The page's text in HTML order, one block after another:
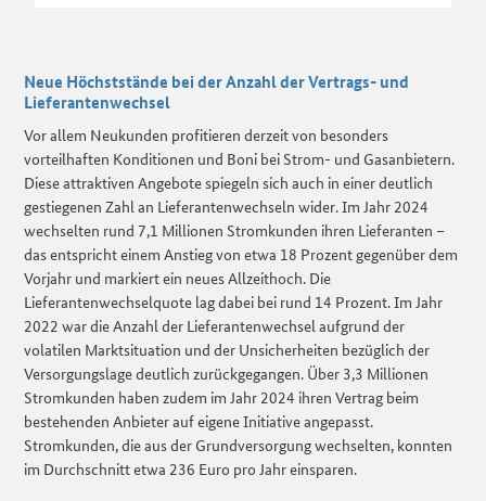
Neue Höchststände bei der Anzahl der Vertrags- und
Lieferantenwechsel
Vor allem Neukunden profitieren derzeit von besonders
vorteilhaften Konditionen und Boni bei Strom- und Gasanbietern.
Diese attraktiven Angebote spiegeln sich auch in einer deutlich
gestiegenen Zahl an Lieferantenwechseln wider. Im Jahr 2024
wechselten rund 7,1 Millionen Stromkunden ihren Lieferanten –
das entspricht einem Anstieg von etwa 18 Prozent gegenüber dem
Vorjahr und markiert ein neues Allzeithoch. Die
Lieferantenwechselquote lag dabei bei rund 14 Prozent. Im Jahr
2022 war die Anzahl der Lieferantenwechsel aufgrund der
volatilen Marktsituation und der Unsicherheiten bezüglich der
Versorgungslage deutlich zurückgegangen. Über 3,3 Millionen
Stromkunden haben zudem im Jahr 2024 ihren Vertrag beim
bestehenden Anbieter auf eigene Initiative angepasst.
Stromkunden, die aus der Grundversorgung wechselten, konnten
im Durchschnitt etwa 236 Euro pro Jahr einsparen.